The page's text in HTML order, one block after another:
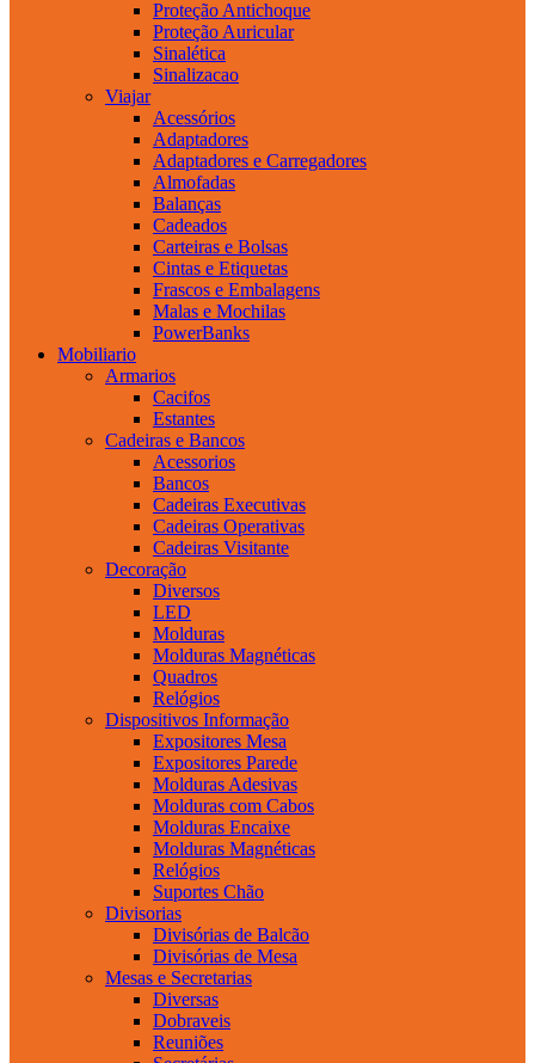
Proteção Antichoque
Proteção Auricular
Sinalética
Sinalizacao
Viajar
Acessórios
Adaptadores
Adaptadores e Carregadores
Almofadas
Balanças
Cadeados
Carteiras e Bolsas
Cintas e Etiquetas
Frascos e Embalagens
Malas e Mochilas
PowerBanks
Mobiliario
Armarios
Cacifos
Estantes
Cadeiras e Bancos
Acessorios
Bancos
Cadeiras Executivas
Cadeiras Operativas
Cadeiras Visitante
Decoração
Diversos
LED
Molduras
Molduras Magnéticas
Quadros
Relógios
Dispositivos Informação
Expositores Mesa
Expositores Parede
Molduras Adesivas
Molduras com Cabos
Molduras Encaixe
Molduras Magnéticas
Relógios
Suportes Chão
Divisorias
Divisórias de Balcão
Divisórias de Mesa
Mesas e Secretarias
Diversas
Dobraveis
Reuniões